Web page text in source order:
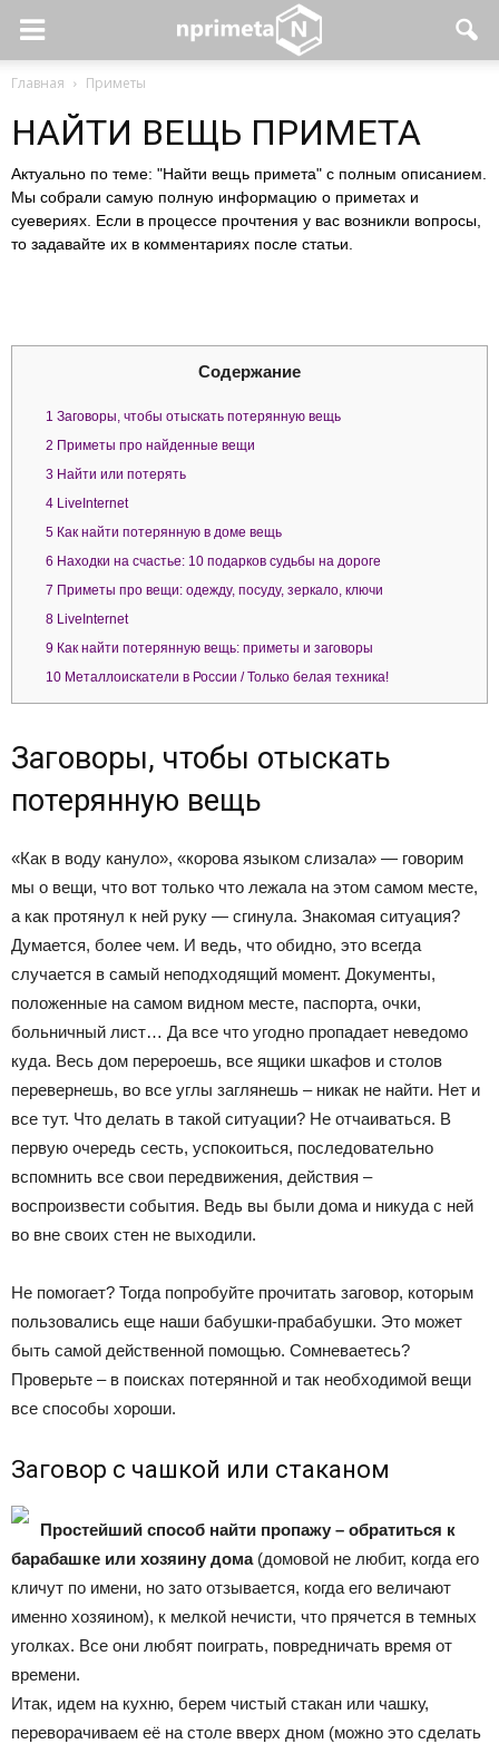
Главная Приметы
НАЙТИ ВЕЩЬ ПРИМЕТА
Актуально по теме: "Найти вещь примета" с полным описанием.
Мы собрали самую полную информацию о приметах и
суевериях. Если в процессе прочтения у вас возникли вопросы,
то задавайте их в комментариях после статьи.
Содержание
1 Заговоры, чтобы отыскать потерянную вещь
2 Приметы про найденные вещи
3 Найти или потерять
4 LiveInternet
5 Как найти потерянную в доме вещь
6 Находки на счастье: 10 подарков судьбы на дороге
7 Приметы про вещи: одежду, посуду, зеркало, ключи
8 LiveInternet
9 Как найти потерянную вещь: приметы и заговоры
10 Металлоискатели в России / Только белая техника!
Заговоры, чтобы отыскать
потерянную вещь
«Как в воду кануло», «корова языком слизала» — говорим
мы о вещи, что вот только что лежала на этом самом месте,
а как протянул к ней руку — сгинула. Знакомая ситуация?
Думается, более чем. И ведь, что обидно, это всегда
случается в самый неподходящий момент. Документы,
положенные на самом видном месте, паспорта, очки,
больничный лист… Да все что угодно пропадает неведомо
куда. Весь дом перероешь, все ящики шкафов и столов
перевернешь, во все углы заглянешь – никак не найти. Нет и
все тут. Что делать в такой ситуации? Не отчаиваться. В
первую очередь сесть, успокоиться, последовательно
вспомнить все свои передвижения, действия –
воспроизвести события. Ведь вы были дома и никуда с ней
во вне своих стен не выходили.
Не помогает? Тогда попробуйте прочитать заговор, которым
пользовались еще наши бабушки-прабабушки. Это может
быть самой действенной помощью. Сомневаетесь?
Проверьте – в поисках потерянной и так необходимой вещи
все способы хороши.
Заговор с чашкой или стаканом
Простейший способ найти пропажу – обратиться к
барабашке или хозяину дома(домовой не любит, когда его
кличут по имени, но зато отзывается, когда его величают
именно хозяином), к мелкой нечисти, что прячется в темных
уголках. Все они любят поиграть, повредничать время от
времени.
Итак, идем на кухню, берем чистый стакан или чашку,
переворачиваем её на столе вверх дном (можно это сделать